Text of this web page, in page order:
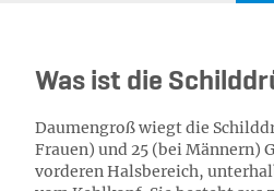
Was ist die
Daumengroß wiegt die
Frauen) und 25 (bei Männern)
vorderen Halsbereich,